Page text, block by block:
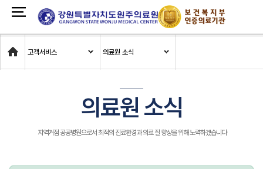
Home
고객서비스 의료원 소식
의료원 소식
지역거점 공공병원으로서 최적의 진료환경과 의료 질 향상을 위해 노력하겠습니다